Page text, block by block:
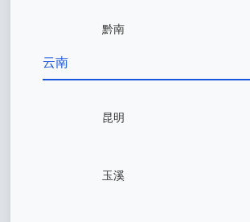
黔南
云南
昆明
玉溪